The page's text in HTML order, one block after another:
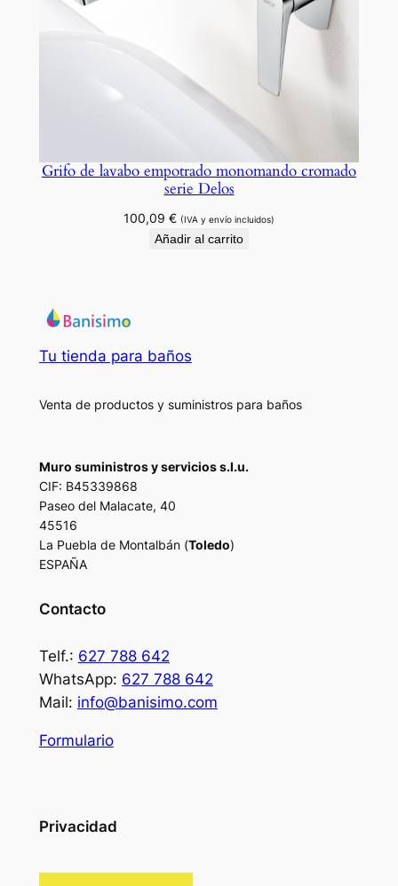
Grifo de lavabo empotrado monomando cromado
serie Delos
100,09 € (IVA y envío incluidos)
Añadir al carrito
Tu tienda para baños
Venta de productos y suministros para baños
Muro suministros y servicios s.l.u.
CIF: B45339868
Paseo del Malacate, 40
45516
La Puebla de Montalbán (Toledo)
ESPAÑA
Contacto
Telf.: 627 788 642
WhatsApp: 627 788 642
Mail: info@banisimo.com
Formulario
Privacidad